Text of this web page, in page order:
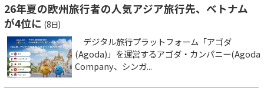
26年夏の欧州旅行者の人気アジア旅行先、ベトナム
が4位に (8日)
デジタル旅行プラットフォーム「アゴダ
(Agoda)」を運営するアゴダ・カンパニー(Agoda
Company、シンガ...